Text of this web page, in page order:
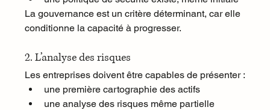
La gouvernance est un critère déterminant, car elle
conditionne la capacité à progresser.
2. L’analyse des risques
Les entreprises doivent être capables de présenter :
une première cartographie des actifs
une analyse des risques même partielle